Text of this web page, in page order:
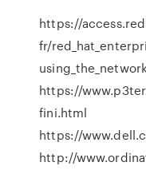
https://
fr/
https://
fini.html
https://
http://